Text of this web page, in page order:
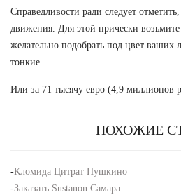
Справедливости ради следует
движения. Для этой прически
желательно подобрать под цвет ваших
тонкие.
Или за 71 тысячу евро (4,9 миллионов
ПОХОЖИЕ
-Кломида Цитрат Пушкино
-Заказать Sustanon Самара